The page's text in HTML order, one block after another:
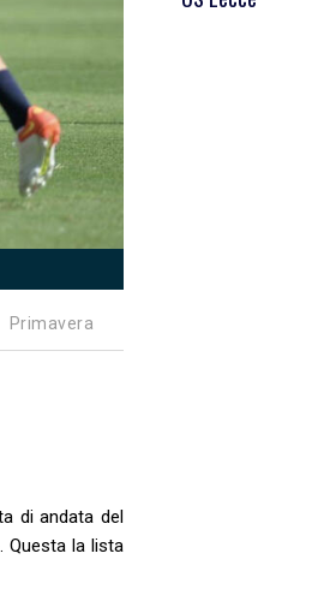
Primavera
di andata del
Questa la lista